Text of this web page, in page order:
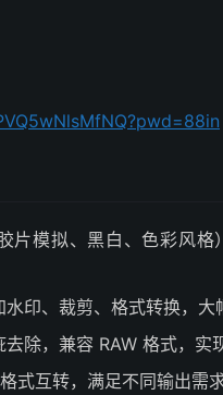
片模拟、黑白、色彩风格
印、裁剪、格式转换，大
除，兼容 RAW 格式，实
式互转，满足不同输出需求